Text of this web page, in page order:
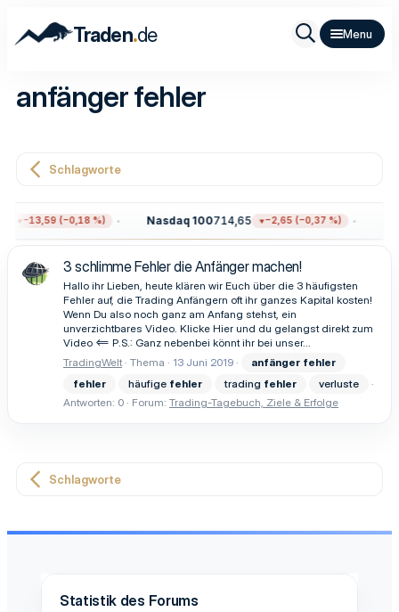
Traden.de
anfänger fehler
Schlagworte
−13,59 (−0,18 %) Nasdaq 100714,65 −2,65 (−0,37 %)
3 schlimme Fehler die Anfänger machen!
Hallo ihr Lieben, heute klären wir Euch über die 3 häufigsten
Fehler auf, die Trading Anfängern oft ihr ganzes Kapital kosten!
Wenn Du also noch ganz am Anfang stehst, ein
unverzichtbares Video. Klicke Hier und du gelangst direkt zum
Video <== P.S.: Ganz nebenbei könnt ihr bei unser...
TradingWelt Thema 13 Juni 2019 anfänger fehler
fehler
häufige fehler trading fehler
verluste
Antworten: 0
Forum: Trading-Tagebuch, Ziele & Erfolge
Schlagworte
Statistik des Forums